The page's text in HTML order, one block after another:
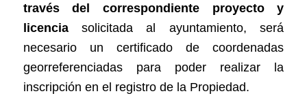
través del correspondiente proyecto y
licenciasolicitada al ayuntamiento, será
necesario un certificado de coordenadas
georreferenciadas para poder realizar la
inscripción en el registro de la Propiedad.